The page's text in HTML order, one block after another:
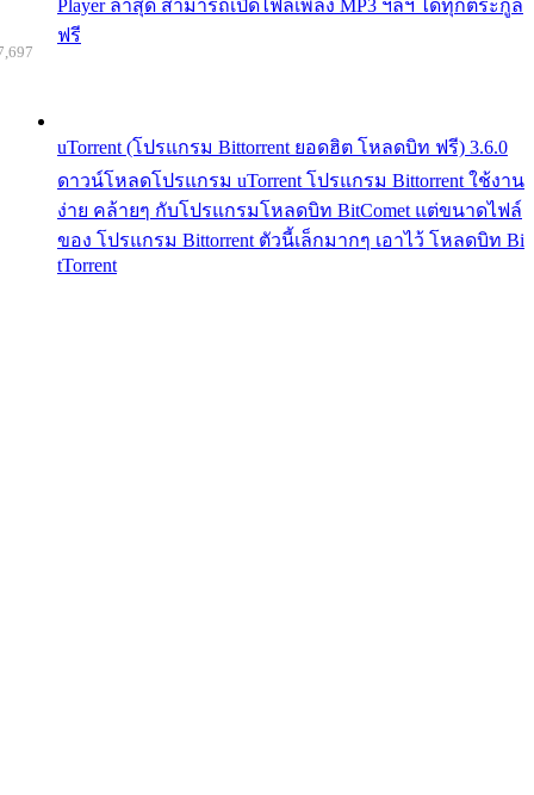
Player ล่าสุด สามารถเปิดไฟล์เพลง MP3 ฯลฯ ได้ทุกตระกูล
ฟรี
uTorrent (โปรแกรม Bittorrent ยอดฮิต โหลดบิท ฟรี) 3.6.0
ดาวน์โหลดโปรแกรม uTorrent โปรแกรม Bittorrent ใช้งาน
ง่าย คล้ายๆ กับโปรแกรมโหลดบิท BitComet แต่ขนาดไฟล์
ของ โปรแกรม Bittorrent ตัวนี้เล็กมากๆ เอาไว้ โหลดบิท Bi
tTorrent